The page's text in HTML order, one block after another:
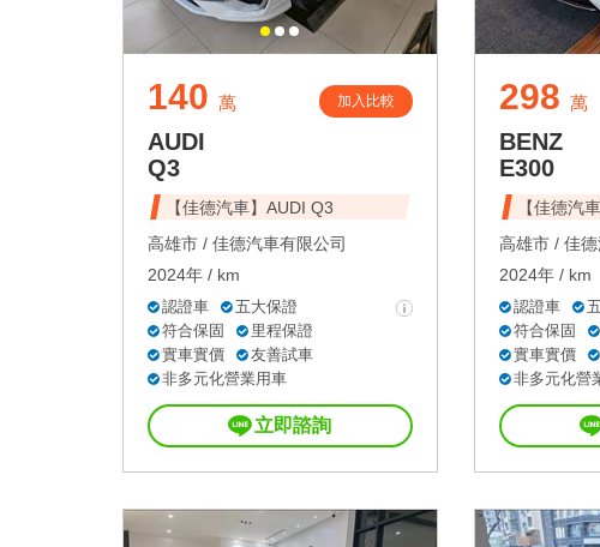
140 萬 加入比較
AUDI
Q3
【佳德汽車】AUDI Q3
高雄市 / 佳德汽車有限公司
2024年 / km
認證車
五大保證
符合保固
里程保證
實車實價
友善試車
非多元化營業用車
立即諮詢
298 萬
BENZ
E300
【佳德汽
高雄市 / 佳
2024年 / km
認證車
符合保固
實車實價
非多元化營